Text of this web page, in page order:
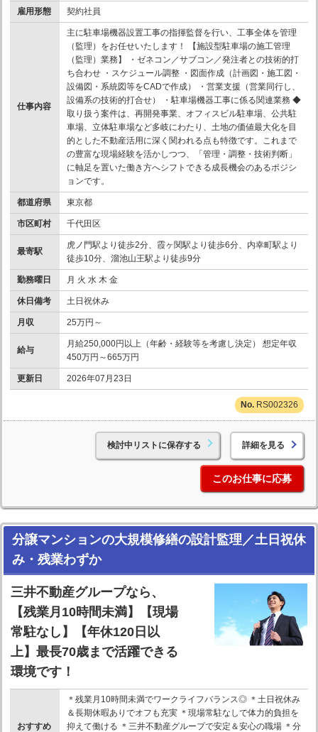
雇用形態 契約社員
仕事内容
主に駐車場機器設置工事の指揮監督を行い、工事全体を管理
（監理）をお任せいたします！ 【施設型駐車場の施工管理
（監理）業務】 ・ゼネコン／サブコン／発注者との技術的打
ち合わせ ・スケジュール調整 ・図面作成（計画図・施工図・
設備図・系統図等をCADで作成） ・営業支援（営業同行し、
設備系の技術的打合せ） ・駐車場機器工事に係る関連業務 ◆
取り扱う案件は、再開発事業、オフィスビル駐車場、公共駐
車場、立体駐車場など多岐にわたり、土地の価値最大化を目
的とした不動産活用に深く関われる点も特徴です。これまで
の豊富な現場経験を活かしつつ、「管理・調整・技術判断」
に軸足を置いた働き方へシフトできる成長機会のあるポジシ
ョンです。
都道府県 東京都
市区町村 千代田区
最寄駅
虎ノ門駅より徒歩2分、霞ヶ関駅より徒歩6分、内幸町駅より
徒歩10分、溜池山王駅より徒歩9分
勤務曜日 月 火 水 木 金
休日備考 土日祝休み
月収 25万円～
給与
月給250,000円以上（年齢・経験等を考慮し決定） 想定年収
450万円～665万円
更新日 2026年07月23日
RS002326
検討中リストに保存する 詳細を見る
このお仕事に応募
分譲マンションの大規模修繕の設計監理／土日祝休
み・残業わずか
三井不動産グループなら、
【残業月10時間未満】【現場
常駐なし】【年休120日以
上】最長70歳まで活躍できる
環境です！
おすすめ
＊残業月10時間未満でワークライフバランス◎ ＊土日祝休み
＆長期休暇ありでオフも充実 ＊現場常駐なしで体力的負担を
抑えて働ける ＊三井不動産グループで安定＆安心の職場 ＊分